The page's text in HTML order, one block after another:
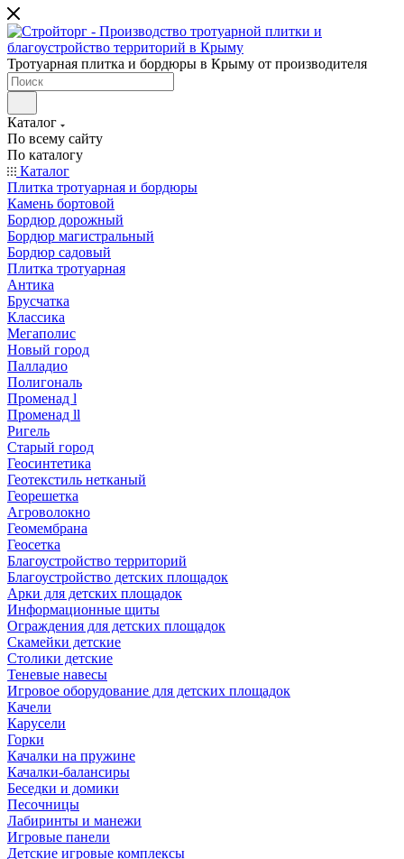
Тротуарная плитка и бордюры в Крыму от производителя
Каталог
По всему сайту
По каталогу
Каталог
Плитка тротуарная и бордюры
Камень бортовой
Бордюр дорожный
Бордюр магистральный
Бордюр садовый
Плитка тротуарная
Антика
Брусчатка
Классика
Мегаполис
Новый город
Палладио
Полигональ
Променад l
Променад ll
Ригель
Старый город
Геосинтетика
Геотекстиль нетканый
Георешетка
Агроволокно
Геомембрана
Геосетка
Благоустройство территорий
Благоустройство детских площадок
Арки для детских площадок
Информационные щиты
Ограждения для детских площадок
Скамейки детские
Столики детские
Теневые навесы
Игровое оборудование для детских площадок
Качели
Карусели
Горки
Качалки на пружине
Качалки-балансиры
Беседки и домики
Песочницы
Лабиринты и манежи
Игровые панели
Детские игровые комплексы